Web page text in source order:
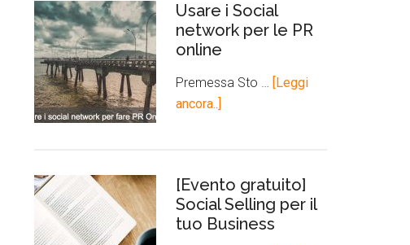
Usare i Social
network per le PR
online
Premessa Sto …
[Leggi
ancora..]
[Evento gratuito]
Social Selling per il
tuo Business